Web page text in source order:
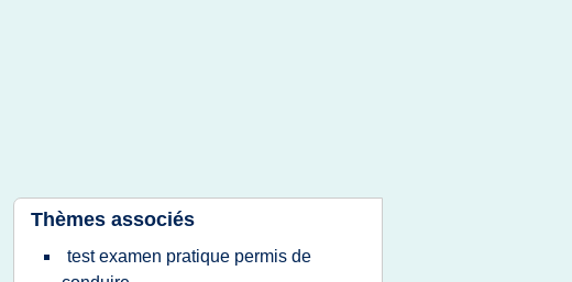
Thèmes associés
test examen pratique permis de